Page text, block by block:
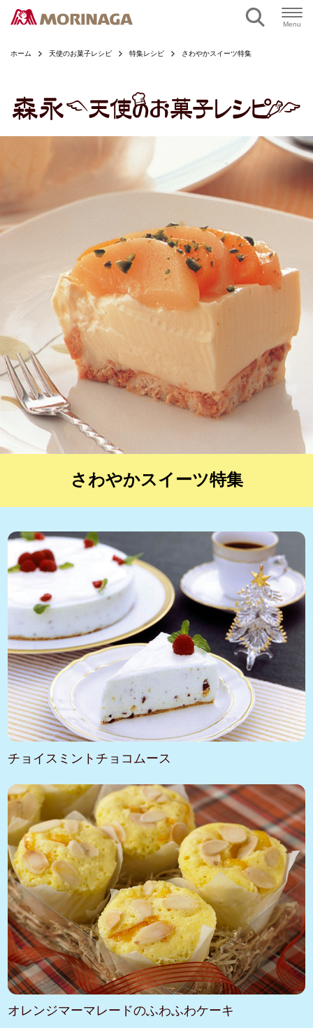
Menu
ホーム 天使のお菓子レシピ 特集レシピ さわやかスイーツ特集
さわやかスイーツ特集
チョイスミントチョコムース
オレンジマーマレードのふわふわケーキ